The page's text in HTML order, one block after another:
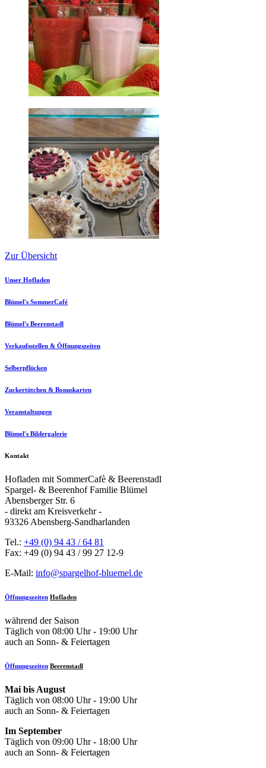
Zur Übersicht
Unser Hofladen
Blümel's SommerCafé
Blümel's Beerenstadl
Verkaufsstellen & Öffnungszeiten
Selberpflücken
Zuckertütchen & Bonuskarten
Veranstaltungen
Blümel's Bildergalerie
Kontakt
Hofladen mit SommerCafè & Beerenstadl
Spargel- & Beerenhof Familie Blümel
Abensberger Str. 6
- direkt am Kreisverkehr -
93326 Abensberg-Sandharlanden
Tel.: +49 (0) 94 43 / 64 81
Fax: +49 (0) 94 43 / 99 27 12-9
E-Mail: info@spargelhof-bluemel.de
Öffnungszeiten Hofladen
während der Saison
Täglich von 08:00 Uhr - 19:00 Uhr
auch an Sonn- & Feiertagen
Öffnungszeiten Beerenstadl
Mai bis August
Täglich von 08:00 Uhr - 19:00 Uhr
auch an Sonn- & Feiertagen
Im September
Täglich von 09:00 Uhr - 18:00 Uhr
auch an Sonn- & Feiertagen